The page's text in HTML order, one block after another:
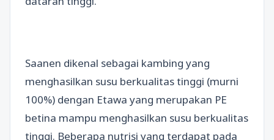
Saanen dikenal sebagai kambing yang
menghasilkan susu berkualitas tinggi (murni
100%) dengan Etawa yang merupakan PE
betina mampu menghasilkan susu berkualitas
tinggi. Beberapa nutrisi yang terdapat pada